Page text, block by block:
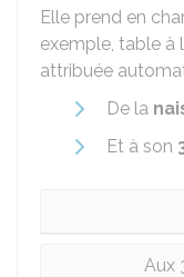
Elle prend en
exemple, table à
attribuée
De la
Et à son
Aux